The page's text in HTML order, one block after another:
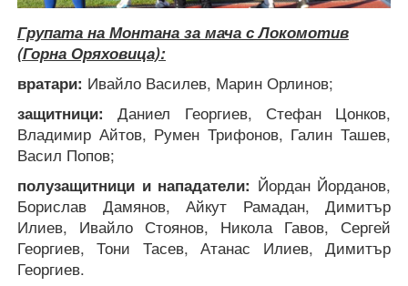
Групата на Монтана за мача с Локомотив
(Горна Оряховица):
вратари: Ивайло Василев, Марин Орлинов;
защитници: Даниел Георгиев, Стефан Цонков,
Владимир Айтов, Румен Трифонов, Галин Ташев,
Васил Попов;
полузащитници и нападатели: Йордан Йорданов,
Борислав Дамянов, Айкут Рамадан, Димитър
Илиев, Ивайло Стоянов, Никола Гавов, Сергей
Георгиев, Тони Тасев, Атанас Илиев, Димитър
Георгиев.